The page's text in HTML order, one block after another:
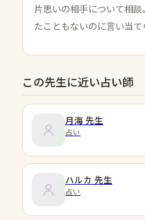
片思いの相手について相
たこともないのに言い当て
この先生に近い占い師
月海 先生
占い
ハルカ 先生
占い